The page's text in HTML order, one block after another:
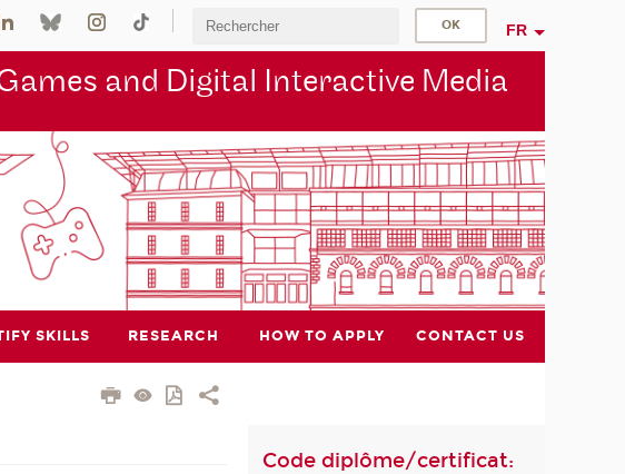
FR
and Digital Interactive Media
SKILLS RESEARCH HOW TO APPLY CONTACT US
Code diplôme/certificat: